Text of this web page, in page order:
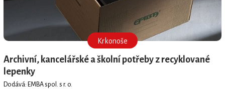
Krkonoše
Archivní, kancelářské a školní potřeby z recyklované
lepenky
Dodává: EMBA spol. s r. o.